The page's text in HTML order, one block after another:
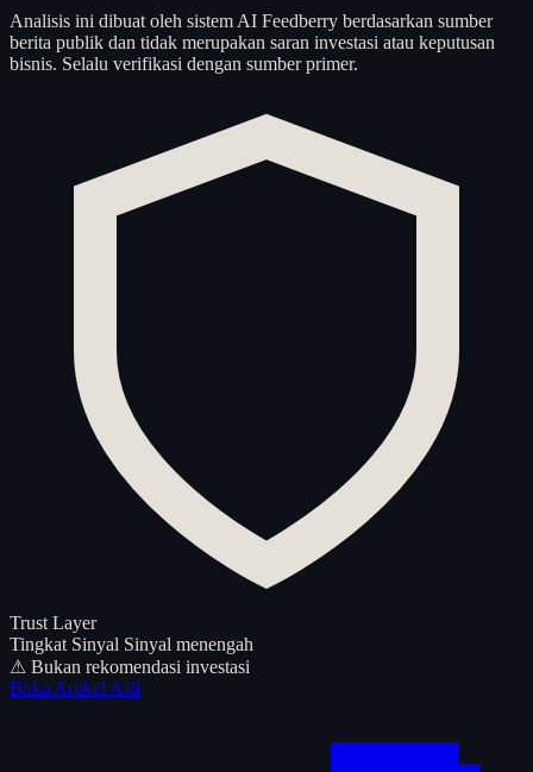
Analisis ini dibuat oleh sistem AI Feedberry berdasarkan sumber
berita publik dan tidak merupakan saran investasi atau keputusan
bisnis. Selalu verifikasi dengan sumber primer.
Trust Layer
Tingkat Sinyal Sinyal menengah
⚠ Bukan rekomendasi investasi
Buka Artikel Asli